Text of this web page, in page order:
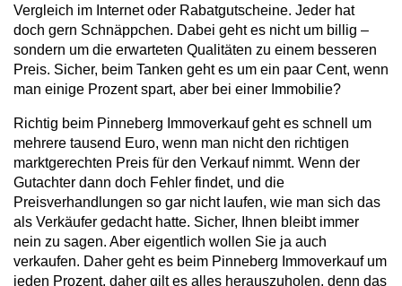
Vergleich im Internet oder Rabatgutscheine. Jeder hat
doch gern Schnäppchen. Dabei geht es nicht um billig –
sondern um die erwarteten Qualitäten zu einem besseren
Preis. Sicher, beim Tanken geht es um ein paar Cent, wenn
man einige Prozent spart, aber bei einer Immobilie?
Richtig beim Pinneberg Immoverkauf geht es schnell um
mehrere tausend Euro, wenn man nicht den richtigen
marktgerechten Preis für den Verkauf nimmt. Wenn der
Gutachter dann doch Fehler findet, und die
Preisverhandlungen so gar nicht laufen, wie man sich das
als Verkäufer gedacht hatte. Sicher, Ihnen bleibt immer
nein zu sagen. Aber eigentlich wollen Sie ja auch
verkaufen. Daher geht es beim Pinneberg Immoverkauf um
jeden Prozent, daher gilt es alles herauszuholen, denn das